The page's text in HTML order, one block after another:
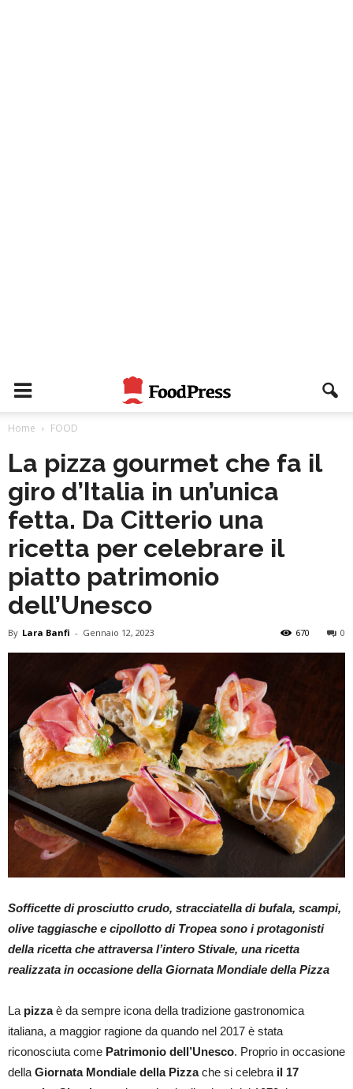
Home FOOD
La pizza gourmet che fa il
giro d’Italia in un’unica
fetta. Da Citterio una
ricetta per celebrare il
piatto patrimonio
dell’Unesco
By Lara Banfi - Gennaio 12, 2023 0
670
Sofficette di prosciutto crudo, stracciatella di bufala, scampi,
olive taggiasche e cipollotto di Tropea sono i protagonisti
della ricetta che attraversa l’intero Stivale, una ricetta
realizzata in occasione della Giornata Mondiale della Pizza
La pizzaè da sempre icona della tradizione gastronomica
italiana, a maggior ragione da quando nel 2017 è stata
riconosciuta come Patrimonio dell’Unesco. Proprio in occasione
della Giornata Mondiale della Pizzache si celebra il 17